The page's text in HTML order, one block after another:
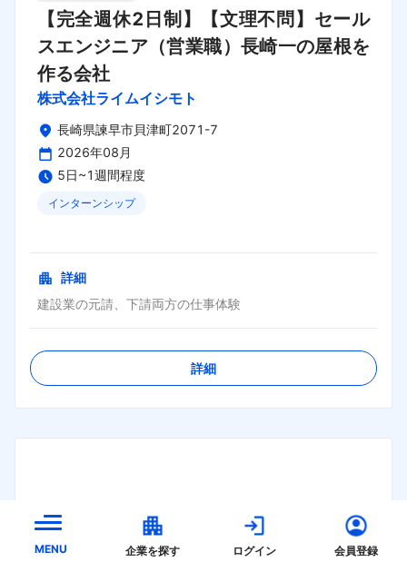
MENU 企業を探す ログイン 会員登録
【完全週休2日制】【文理不問】セール
スエンジニア（営業職）長崎一の屋根を
作る会社
株式会社ライムイシモト
長崎県諫早市貝津町2071-7
2026年08月
5日~1週間程度
インターンシップ
詳細
建設業の元請、下請両方の仕事体験
詳細